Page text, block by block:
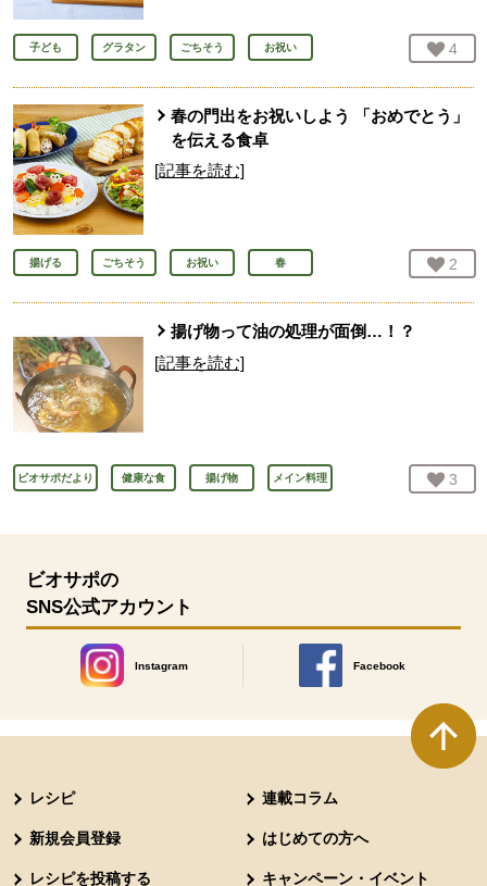
子ども グラタン ごちそう お祝い お気
4
春の門出をお祝いしよう 「おめでとう」
を伝える食卓
[記事を読む]
揚げる ごちそう お祝い 春 お気
2
揚げ物って油の処理が面倒…！？
[記事を読む]
ビオサポだより 健康な食 揚げ物 メイン料理 お気
3
ビオサポの
SNS公式アカウント
Instagram
別のウィンドウで開きます。
Facebook
別のウィンドウで開きます
レシピ 連載コラム
新規会員登録 はじめての方へ
レシピを投稿する キャンペーン・イベント